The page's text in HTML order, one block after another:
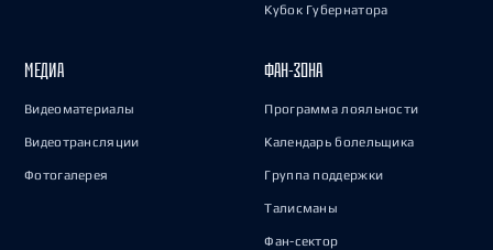
Кубок Губернатора
МЕДИА
Видеоматериалы
Видеотрансляции
Фотогалерея
ФАН-ЗОНА
Программа лояльности
Календарь болельщика
Группа поддержки
Талисманы
Фан-сектор